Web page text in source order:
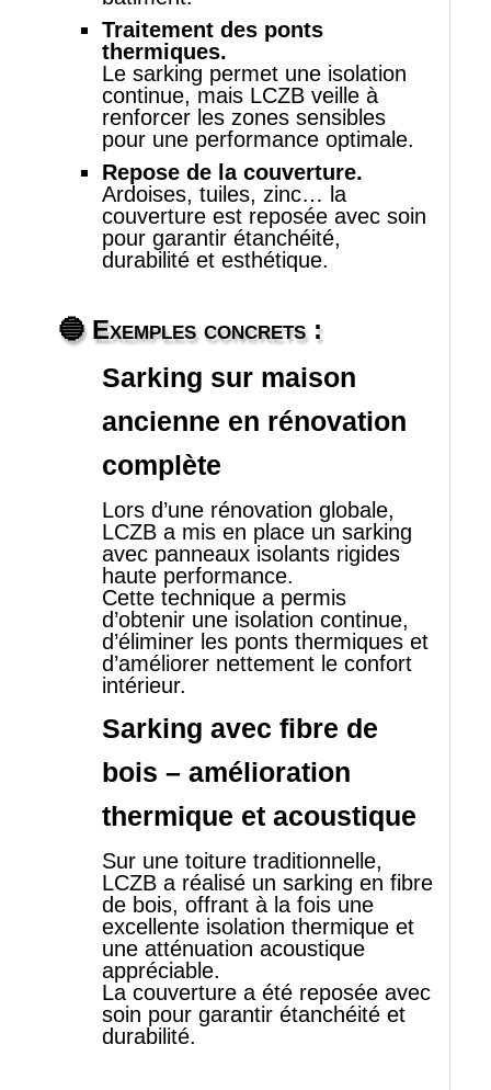
Traitement des ponts
thermiques.
Le sarking permet une isolation
continue, mais LCZB veille à
renforcer les zones sensibles
pour une performance optimale.
Repose de la couverture.
Ardoises, tuiles, zinc… la
couverture est reposée avec soin
pour garantir étanchéité,
durabilité et esthétique.
🔵 Exemples concrets :
Sarking sur maison
ancienne en rénovation
complète
Lors d’une rénovation globale,
LCZB a mis en place un sarking
avec panneaux isolants rigides
haute performance.
Cette technique a permis
d’obtenir une isolation continue,
d’éliminer les ponts thermiques et
d’améliorer nettement le confort
intérieur.
Sarking avec fibre de
bois – amélioration
thermique et acoustique
Sur une toiture traditionnelle,
LCZB a réalisé un sarking en fibre
de bois, offrant à la fois une
excellente isolation thermique et
une atténuation acoustique
appréciable.
La couverture a été reposée avec
soin pour garantir étanchéité et
durabilité.